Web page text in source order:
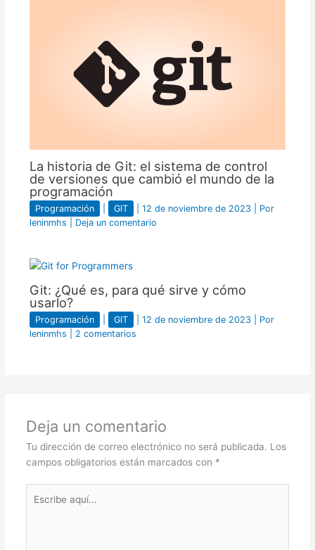
La historia de Git: el sistema de control
de versiones que cambió el mundo de la
programación
Programación GIT 12 de noviembre de 2023
| Por
leninmhs
Deja un comentario
Git: ¿Qué es, para qué sirve y cómo
usarlo?
Programación GIT 12 de noviembre de 2023
| Por
leninmhs
2 comentarios
Deja un comentario
Tu dirección de correo electrónico no será publicada. Los
campos obligatorios están marcados con *
aquí...